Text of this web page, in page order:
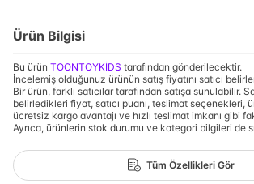
Ürün Bilgisi
Bu ürün TOONTOYKİDS tarafından gönderilecektir.
İncelemiş olduğunuz ürünün satış fiyatını satıcı
Bir ürün, farklı satıcılar tarafından satışa sunulabilir.
belirledikleri fiyat, satıcı puanı, teslimat seçenekleri,
ücretsiz kargo avantajı ve hızlı teslimat imkanı gibi
Ayrıca, ürünlerin stok durumu ve kategori bilgileri de
Tüm Özellikleri Gör